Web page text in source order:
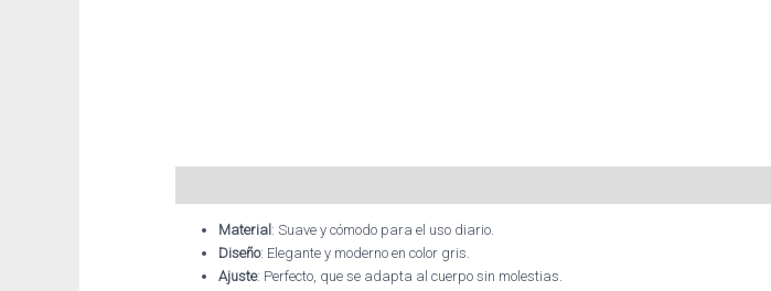
Material : Suave y cómodo para el uso diario.
Diseño: Elegante y moderno en color gris.
Ajuste: Perfecto, que se adapta al cuerpo sin molestias.